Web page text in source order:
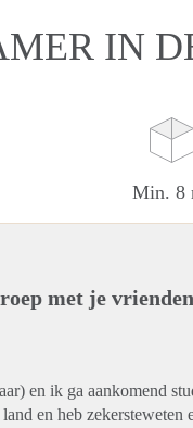
IN
Min. 8
met je
en ik ga aankomend
en heb